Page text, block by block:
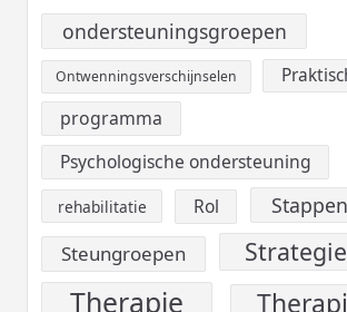
ondersteuningsgroepen
Ontwenningsverschijnselen
programma
Psychologische ondersteuning
rehabilitatie Rol Stappen
Steungroepen
Therapie